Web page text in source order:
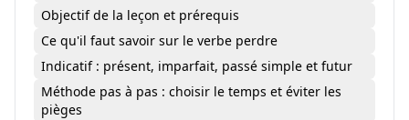
Objectif de la leçon et prérequis
Ce qu'il faut savoir sur le verbe perdre
Indicatif : présent, imparfait, passé simple et futur
Méthode pas à pas : choisir le temps et éviter les
pièges